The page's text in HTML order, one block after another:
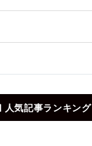
人気記事ランキング